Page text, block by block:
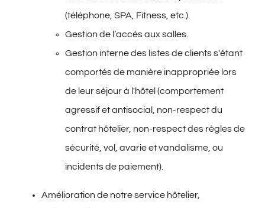
(téléphone, SPA, Fitness, etc.).
Gestion de l’accès aux salles.
Gestion interne des listes de clients s'étant
comportés de manière inappropriée lors
de leur séjour à l'hôtel (comportement
agressif et antisocial, non-respect du
contrat hôtelier, non-respect des règles de
sécurité, vol, avarie et vandalisme, ou
incidents de paiement).
Amélioration de notre service hôtelier,